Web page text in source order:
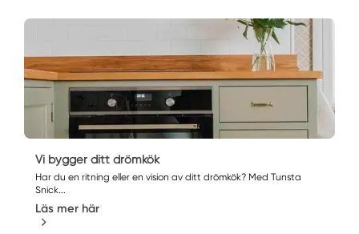
Vi bygger ditt drömkök
Har du en ritning eller en vision av ditt drömkök? Med Tunsta
Snick...
Läs mer här